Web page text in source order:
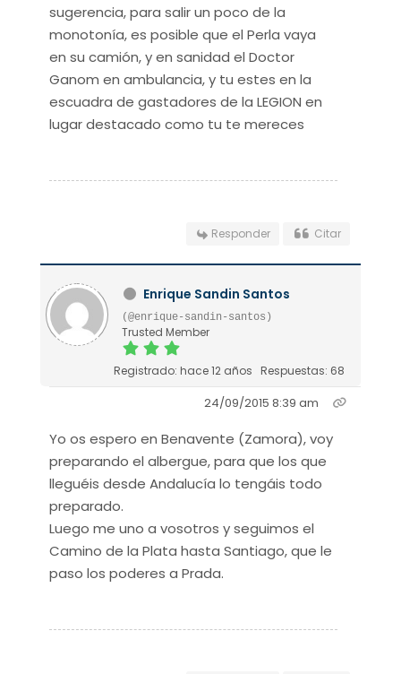
sugerencia, para salir un poco de la
monotonía, es posible que el Perla vaya
en su camión, y en sanidad el Doctor
Ganom en ambulancia, y tu estes en la
escuadra de gastadores de la LEGION en
lugar destacado como tu te mereces
Responder Citar
Enrique Sandin Santos
(@enrique-sandin-santos)
Trusted Member
Registrado: hace 12 años Respuestas: 68
24/09/2015 8:39 am
Yo os espero en Benavente (Zamora), voy
preparando el albergue, para que los que
lleguéis desde Andalucía lo tengáis todo
preparado.
Luego me uno a vosotros y seguimos el
Camino de la Plata hasta Santiago, que le
paso los poderes a Prada.